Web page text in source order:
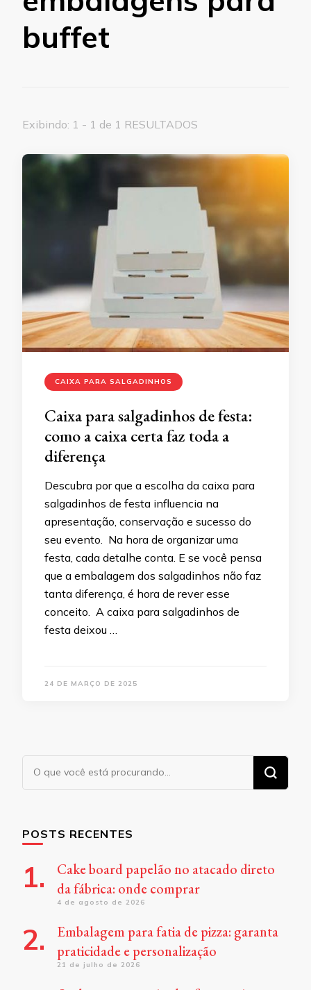
buffet
Exibindo: 1 - 1 de 1 RESULTADOS
CAIXA PARA SALGADINHOS
Caixa para salgadinhos de festa:
como a caixa certa faz toda a
diferença
Descubra por que a escolha da caixa para
salgadinhos de festa influencia na
apresentação, conservação e sucesso do
seu evento. Na hora de organizar uma
festa, cada detalhe conta. E se você pensa
que a embalagem dos salgadinhos não faz
tanta diferença, é hora de rever esse
conceito. A caixa para salgadinhos de
festa deixou …
24 DE MARÇO DE 2025
Procurando
algo?
POSTS RECENTES
Cake board papelão no atacado direto
da fábrica: onde comprar
4 de agosto de 2026
Embalagem para fatia de pizza: garanta
praticidade e personalização
21 de julho de 2026